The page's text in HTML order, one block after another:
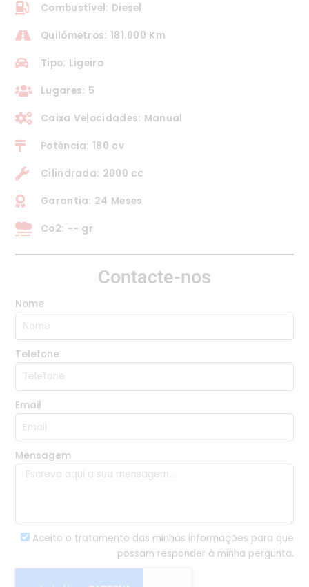
Combustível: Diesel
Quilómetros: 181.000 Km
Tipo: Ligeiro
Lugares: 5
Caixa Velocidades: Manual
Potência: 180 cv
Cilindrada: 2000 cc
Garantia: 24 Meses
Co2: -- gr
Contacte-nos
Nome
Telefone
Email
Mensagem
Aceito o tratamento das minhas informações para que
possam responder à minha pergunta.